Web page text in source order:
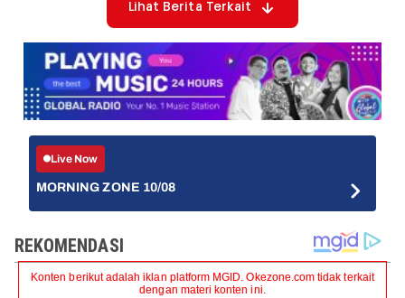
Lihat Berita Terkait
Live Now
MORNING ZONE 10/08